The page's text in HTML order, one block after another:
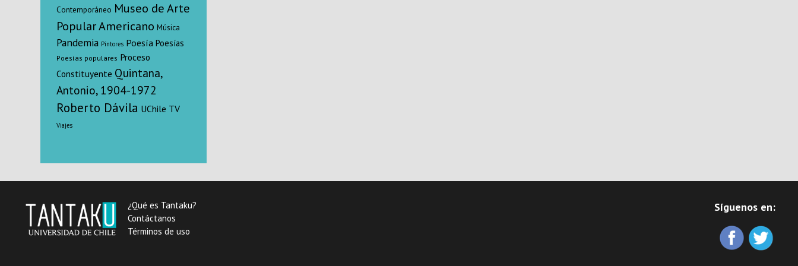
Contemporáneo Museo de Arte
Popular Americano Música
Pandemia Pintores Poesía Poesías
Poesías populares Proceso
Constituyente Quintana,
Antonio, 1904-1972
Roberto Dávila UChile TV
Viajes
¿Qué es Tantaku?
Contáctanos
Términos de uso
Síguenos en: